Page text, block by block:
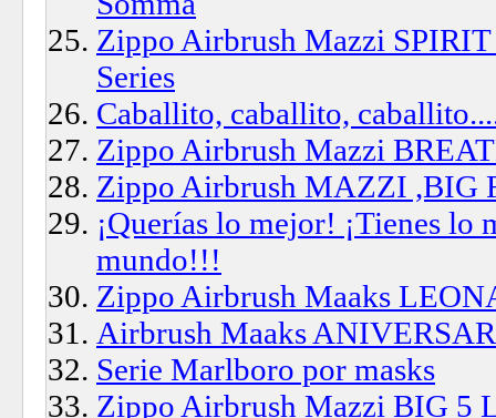
Zippo Airbrush Mazzi
Series
Caballito, caballito,
Zippo Airbrush Mazzi
Zippo Airbrush MAZZI ,BIG
¡Querías lo mejor! ¡Tienes lo
mundo!!!
Zippo Airbrush Maaks
Airbrush Maaks
Serie Marlboro por masks
Zippo Airbrush Mazzi BIG 5